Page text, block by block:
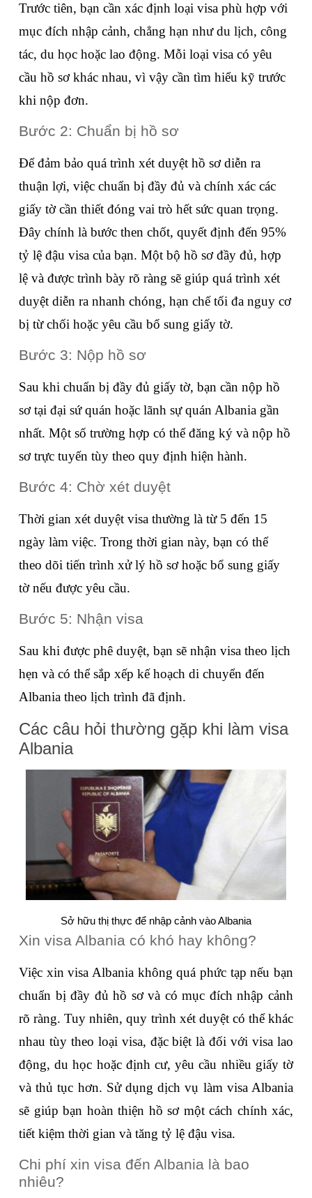
Trước tiên, bạn cần xác định loại visa phù hợp với
mục đích nhập cảnh, chẳng hạn như du lịch, công
tác, du học hoặc lao động. Mỗi loại visa có yêu
cầu hồ sơ khác nhau, vì vậy cần tìm hiểu kỹ trước
khi nộp đơn.
Bước 2: Chuẩn bị hồ sơ
Để đảm bảo quá trình xét duyệt hồ sơ diễn ra
thuận lợi, việc chuẩn bị đầy đủ và chính xác các
giấy tờ cần thiết đóng vai trò hết sức quan trọng.
Đây chính là bước then chốt, quyết định đến 95%
tỷ lệ đậu visa của bạn. Một bộ hồ sơ đầy đủ, hợp
lệ và được trình bày rõ ràng sẽ giúp quá trình xét
duyệt diễn ra nhanh chóng, hạn chế tối đa nguy cơ
bị từ chối hoặc yêu cầu bổ sung giấy tờ.
Bước 3: Nộp hồ sơ
Sau khi chuẩn bị đầy đủ giấy tờ, bạn cần nộp hồ
sơ tại đại sứ quán hoặc lãnh sự quán Albania gần
nhất. Một số trường hợp có thể đăng ký và nộp hồ
sơ trực tuyến tùy theo quy định hiện hành.
Bước 4: Chờ xét duyệt
Thời gian xét duyệt visa thường là từ 5 đến 15
ngày làm việc. Trong thời gian này, bạn có thể
theo dõi tiến trình xử lý hồ sơ hoặc bổ sung giấy
tờ nếu được yêu cầu.
Bước 5: Nhận visa
Sau khi được phê duyệt, bạn sẽ nhận visa theo lịch
hẹn và có thể sắp xếp kế hoạch di chuyển đến
Albania theo lịch trình đã định.
Các câu hỏi thường gặp khi làm visa
Albania
Sở hữu thị thực để nhập cảnh vào Albania
Xin visa Albania có khó hay không?
Việc xin visa Albania không quá phức tạp nếu bạn
chuẩn bị đầy đủ hồ sơ và có mục đích nhập cảnh
rõ ràng. Tuy nhiên, quy trình xét duyệt có thể khác
nhau tùy theo loại visa, đặc biệt là đối với visa lao
động, du học hoặc định cư, yêu cầu nhiều giấy tờ
và thủ tục hơn. Sử dụng dịch vụ làm visa Albania
sẽ giúp bạn hoàn thiện hồ sơ một cách chính xác,
tiết kiệm thời gian và tăng tỷ lệ đậu visa.
Chi phí xin visa đến Albania là bao
nhiêu?